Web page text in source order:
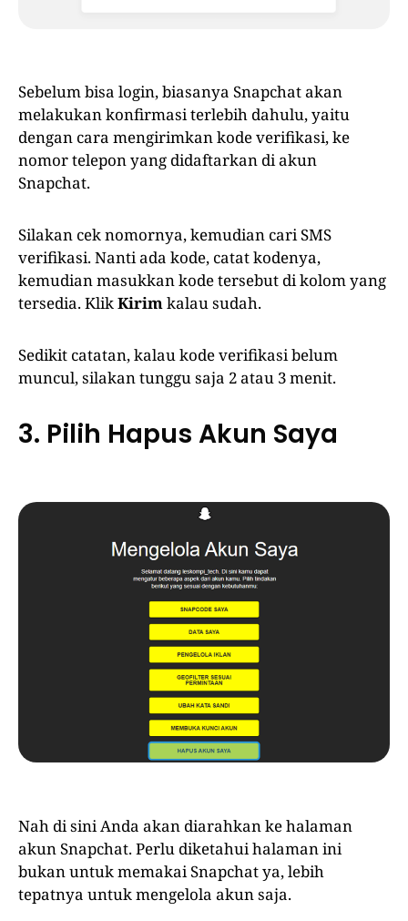
Sebelum bisa login, biasanya Snapchat akan
melakukan konfirmasi terlebih dahulu, yaitu
dengan cara mengirimkan kode verifikasi, ke
nomor telepon yang didaftarkan di akun
Snapchat.
Silakan cek nomornya, kemudian cari SMS
verifikasi. Nanti ada kode, catat kodenya,
kemudian masukkan kode tersebut di kolom yang
tersedia. KlikKirimkalau sudah.
Sedikit catatan, kalau kode verifikasi belum
muncul, silakan tunggu saja 2 atau 3 menit.
3. Pilih Hapus Akun Saya
Nah di sini Anda akan diarahkan ke halaman
akun Snapchat. Perlu diketahui halaman ini
bukan untuk memakai Snapchat ya, lebih
tepatnya untuk mengelola akun saja.